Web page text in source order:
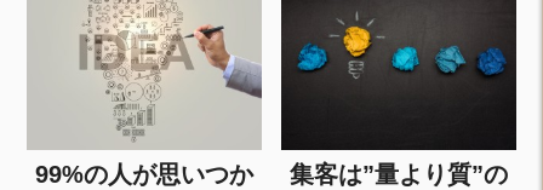
99%の人が思いつか
集客は”量より質”の